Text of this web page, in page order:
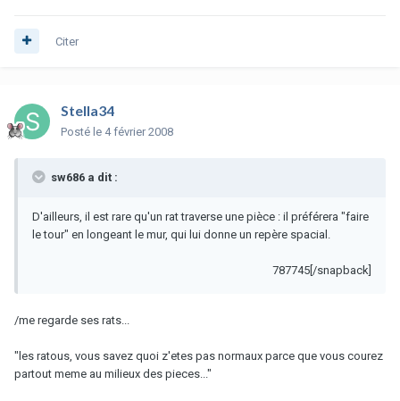
Citer
Stella34
Posté le 4 février 2008
sw686 a dit :
D'ailleurs, il est rare qu'un rat traverse une pièce : il préférera "faire
le tour" en longeant le mur, qui lui donne un repère spacial.
787745[/snapback]
/me regarde ses rats...
"les ratous, vous savez quoi z'etes pas normaux parce que vous courez
partout meme au milieux des pieces..."